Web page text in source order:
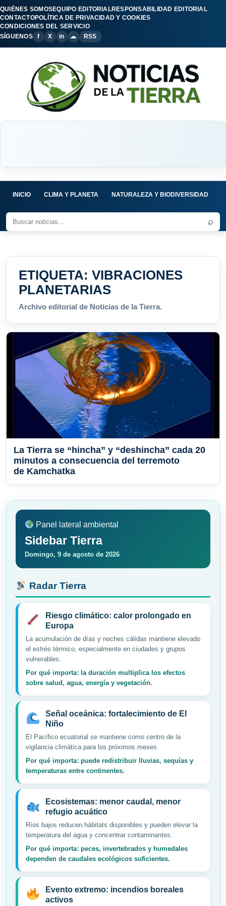
QUIÉNES SOMOSEQUIPO EDITORIALRESPONSABILIDAD EDITORIAL
CONTACTOPOLÍTICA DE PRIVACIDAD Y COOKIES
CONDICIONES DEL SERVICIO
SÍGUENOS
f X in ☁ RSS
INICIO CLIMA Y PLANETA NATURALEZA Y BIODIVERSIDAD
⌕
ETIQUETA: VIBRACIONES
PLANETARIAS
Archivo editorial de Noticias de la Tierra.
La Tierra se “hincha” y “deshincha” cada 20
minutos a consecuencia del terremoto
de Kamchatka
Panel lateral ambiental
Sidebar Tierra
Domingo, 9 de agosto de 2026
Radar Tierra
Riesgo climático: calor prolongado en
Europa
La acumulación de días y noches cálidas mantiene elevado
el estrés térmico, especialmente en ciudades y grupos
vulnerables.
Por qué importa: la duración multiplica los efectos
sobre salud, agua, energía y vegetación.
Señal oceánica: fortalecimiento de El
Niño
El Pacífico ecuatorial se mantiene como centro de la
vigilancia climática para los próximos meses.
Por qué importa: puede redistribuir lluvias, sequías y
temperaturas entre continentes.
Ecosistemas: menor caudal, menor
refugio acuático
Ríos bajos reducen hábitats disponibles y pueden elevar la
temperatura del agua y concentrar contaminantes.
Por qué importa: peces, invertebrados y humedales
dependen de caudales ecológicos suficientes.
Evento extremo: incendios boreales
activos